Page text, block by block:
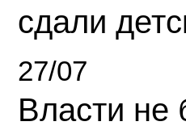
сдали
27/07
Власти не